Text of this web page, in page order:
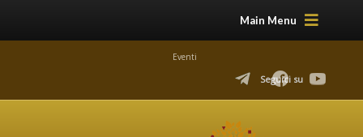
Main Menu
Eventi
Seguici su